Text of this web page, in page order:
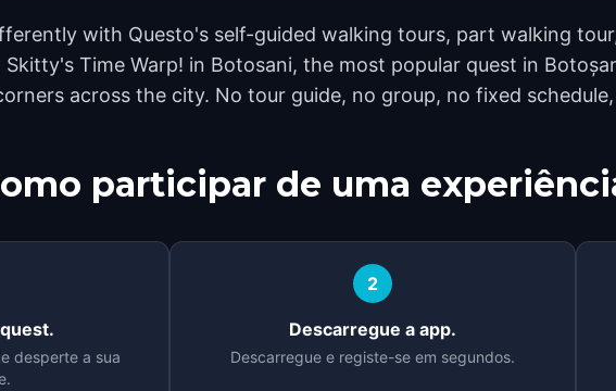
with Questo's self-guided walking tours, part walking
Time Warp! in Botosani, the most popular quest in
across the city. No tour guide, no group, no fixed
participar de uma
desperte a sua
2
Descarregue a app.
Descarregue e registe-se em segundos.